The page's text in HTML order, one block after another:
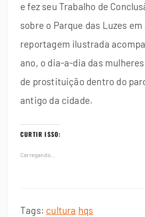
e fez seu Trabalho de
sobre o Parque das Luzes em
reportagem ilustrada
ano, o dia-a-dia das
de prostituição dentro do
antigo da cidade.
CURTIR ISSO:
Carregando...
Tags: cultura hqs